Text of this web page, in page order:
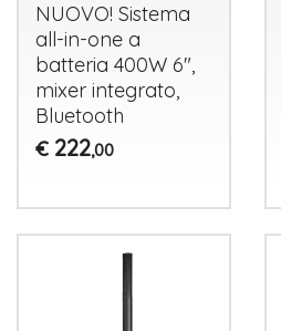
NUOVO! Sistema
all-in-one a
batteria 400W 6",
mixer integrato,
Bluetooth
€ 222,00